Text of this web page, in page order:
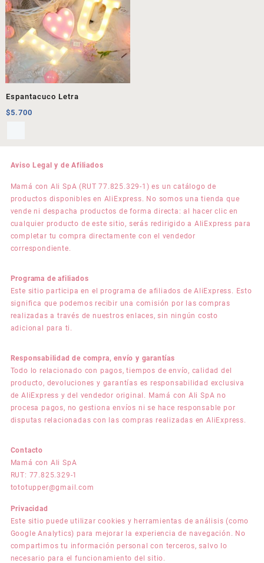
Espantacuco Letra
$5.700
Aviso Legal y de Afiliados
Mamá con Ali SpA (RUT 77.825.329-1) es un catálogo de
productos disponibles en AliExpress. No somos una tienda que
vende ni despacha productos de forma directa: al hacer clic en
cualquier producto de este sitio, serás redirigido a AliExpress para
completar tu compra directamente con el vendedor
correspondiente.
Programa de afiliados
Este sitio participa en el programa de afiliados de AliExpress. Esto
significa que podemos recibir una comisión por las compras
realizadas a través de nuestros enlaces, sin ningún costo
adicional para ti.
Responsabilidad de compra, envío y garantías
Todo lo relacionado con pagos, tiempos de envío, calidad del
producto, devoluciones y garantías es responsabilidad exclusiva
de AliExpress y del vendedor original. Mamá con Ali SpA no
procesa pagos, no gestiona envíos ni se hace responsable por
disputas relacionadas con las compras realizadas en AliExpress.
Contacto
Mamá con Ali SpA
RUT: 77.825.329-1
tototupper@gmail.com
Privacidad
Este sitio puede utilizar cookies y herramientas de análisis (como
Google Analytics) para mejorar la experiencia de navegación. No
compartimos tu información personal con terceros, salvo lo
necesario para el funcionamiento del sitio.